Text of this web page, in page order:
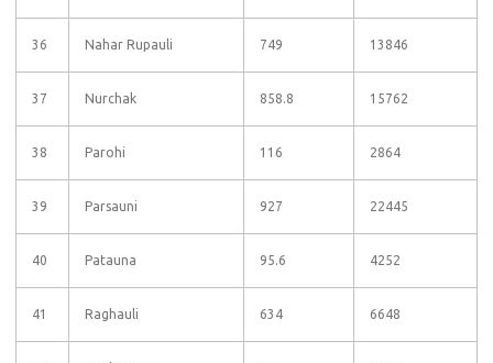
36 Nahar Rupauli 749 13846
37 Nurchak 858.8 15762
38 Parohi 116 2864
39 Parsauni 927 22445
40 Patauna 95.6 4252
41 Raghauli 634 6648